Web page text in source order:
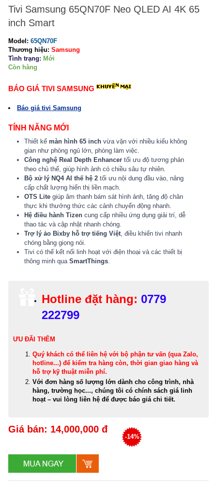
Tivi Samsung 65QN70F Neo QLED AI 4K 65
inch Smart
Model : 65QN70F
Thương hiệu: Samsung
Tình trạng: Mới
Còn hàng
BÁO GIÁ TIVI SAMSUNG
Báo giá tivi Samsung
TÍNH NĂNG MỚI
Thiết kế màn hình 65 inchvừa vặn với nhiều kiểu không
gian như phòng ngủ lớn, phòng làm việc.
Công nghệ Real Depth Enhancertối ưu độ tương phản
theo chủ thể, giúp hình ảnh có chiều sâu tự nhiên.
Bộ xử lý NQ4 AI thế hệ 2tối ưu nội dung đầu vào, nâng
cấp chất lượng hiển thị liền mạch.
OTS Litegiúp âm thanh bám sát hình ảnh, tăng độ chân
thực khi thưởng thức các cảnh chuyển động nhanh.
Hệ điều hành Tizencung cấp nhiều ứng dụng giải trí, dễ
thao tác và cập nhật nhanh chóng.
Trợ lý ảo Bixby hỗ trợ tiếng Việt, điều khiển tivi nhanh
chóng bằng giọng nói.
Tivi có thể kết nối linh hoạt với điện thoại và các thiết bị
thông minh qua SmartThings.
Hotline đặt hàng: 0779
222799
ƯU ĐÃI THÊM
Quý khách có thể liên hệ với bộ phận tư vấn (qua Zalo,
hotline...) để kiểm tra hàng còn, thời gian giao hàng và
hỗ trợ kỹ thuật miễn phí.
Với đơn hàng số lượng lớn dành cho công trình, nhà
hàng, trường học..., chúng tôi có chính sách giá linh
hoạt – vui lòng liên hệ để được báo giá chi tiết.
Giá bán: 14,000,000 đ
-14%